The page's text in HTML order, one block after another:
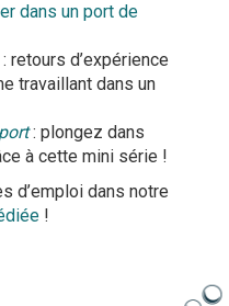
dans un port de
: retours d’expérience
travaillant dans un
: plongez dans
à cette mini série !
d’emploi dans notre
!